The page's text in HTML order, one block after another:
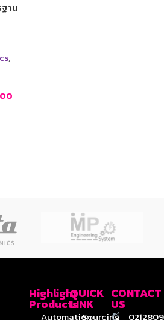
าน
,
Highlight
Products
Automation
QUICK
LINK
Sourcing
CONTACT
US